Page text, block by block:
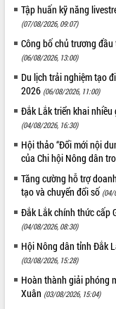
Đắk Lắk công bố Quy hoạch
tiến đầu tư tỉnh
Ngành cá ngừ Đắk Lắk chủ
ứng để giữ vững thị trường
Diễn đàn Kinh tế tư nhân
phá cơ chế - Hợp tác công tư
Đề án 06 tạo bước ngoặt đột
cải cách hành chính tỉnh Đắk
Kết nối tour, đẩy mạnh
để phát triển du lịch Đắk Lắk
Khởi động Dự án Đầu tư xây
tầng kỹ thuật Cụm công
Tiến
Gặp mặt các cơ quan báo
niệm 101 năm Ngày Báo chí
mạng Việt Nam
Đắk Lắk sơ kết 4 năm triển
hiện Đề án 06 của Chính phủ
Họp báo thông tin về Hội nghị
Tập huấn kỹ năng
(07/08/2026, 09:07)
Công bố chủ trương
(06/08/2026, 13:00)
Du lịch trải nghiệm tạo
2026 (06/08/2026, 11:00)
Đắk Lắk triển khai
(04/08/2026, 16:30)
Hội thảo “Đổi mới nội
của Chi hội Nông dân
Tăng cường hỗ trợ
tạo và chuyển đổi số (04/
Đắk Lắk chính thức cấp
(04/08/2026, 08:30)
Hội Nông dân tỉnh Đắk
(03/08/2026, 15:28)
Hoàn thành giải phóng
Xuân (03/08/2026, 15:04)